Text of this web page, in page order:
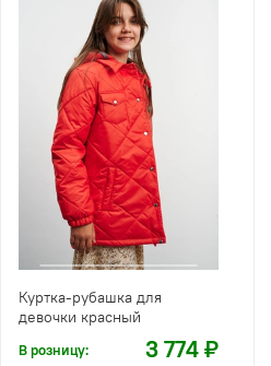
Куртка-рубашка для
девочки красный
В розницу: 3 774 ₽